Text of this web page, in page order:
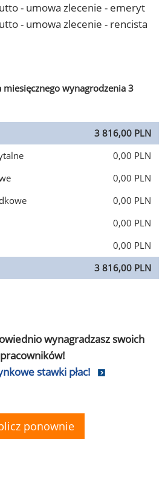
- umowa zlecenie - emeryt
- umowa zlecenie - rencista
miesięcznego wynagrodzenia 3
3 816,00 PLN
0,00 PLN
0,00 PLN
0,00 PLN
0,00 PLN
0,00 PLN
3 816,00 PLN
wynagradzasz swoich
pracowników!
stawki płac!
ponownie